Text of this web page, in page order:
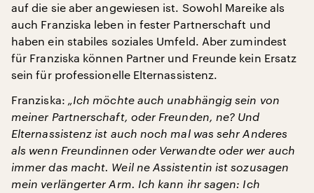
auf die sie aber angewiesen ist. Sowohl Mareike als
auch Franziska leben in fester Partnerschaft und
haben ein stabiles soziales Umfeld. Aber zumindest
für Franziska können Partner und Freunde kein Ersatz
sein für professionelle Elternassistenz.
Franziska: „Ich möchte auch unabhängig sein von
meiner Partnerschaft, oder Freunden, ne? Und
Elternassistenz ist auch noch mal was sehr Anderes
als wenn Freundinnen oder Verwandte oder wer auch
immer das macht. Weil ne Assistentin ist sozusagen
mein verlängerter Arm. Ich kann ihr sagen: Ich